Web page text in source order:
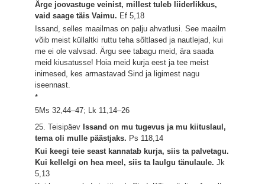
Ärge joovastuge veinist, millest tuleb liiderlikkus,
vaid saage täis Vaimu. Ef 5,18
Issand, selles maailmas on palju ahvatlusi. See maailm
võib meist küllaltki ruttu teha sõltlased ja nautlejad, kui
me ei ole valvsad. Ärgu see tabagu meid, ära saada
meid kiusatusse! Hoia meid kurja eest ja tee meist
inimesed, kes armastavad Sind ja ligimest nagu
iseennast.
*
5Ms 32,44–47; Lk 11,14–26
25. Teisipäev Issand on mu tugevus ja mu kiituslaul,
tema oli mulle päästjaks. Ps 118,14
Kui keegi teie seast kannatab kurja, siis ta palvetagu.
Kui kellelgi on hea meel, siis ta laulgu tänulaule.Jk
5,13